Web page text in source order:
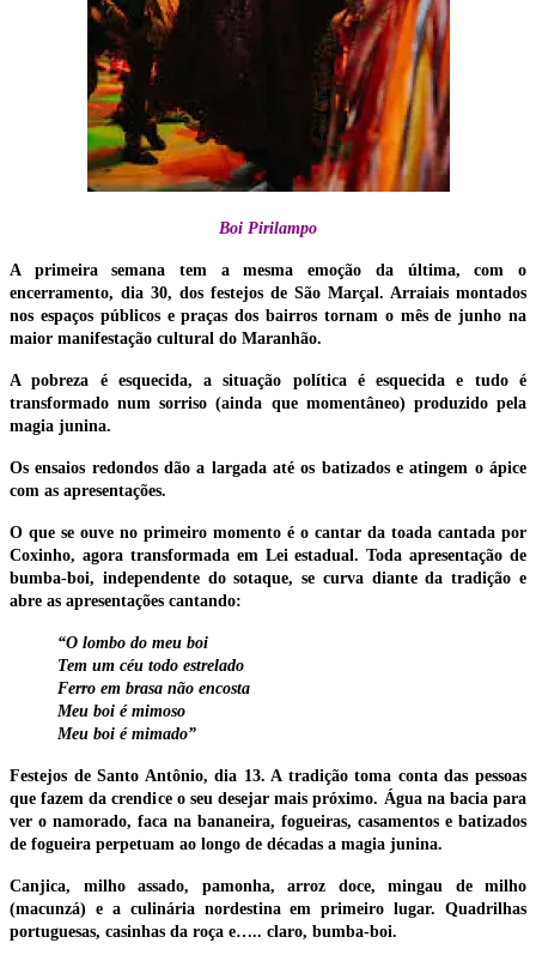
Boi Pirilampo
A primeira semana tem a mesma emoção da última, com o
encerramento, dia 30, dos festejos de São Marçal. Arraiais montados
nos espaços públicos e praças dos bairros tornam o mês de junho na
maior manifestação cultural do Maranhão.
A pobreza é esquecida, a situação política é esquecida e tudo é
transformado num sorriso (ainda que momentâneo) produzido pela
magia junina.
Os ensaios redondos dão a largada até os batizados e atingem o ápice
com as apresentações.
O que se ouve no primeiro momento é o cantar da toada cantada por
Coxinho, agora transformada em Lei estadual. Toda apresentação de
bumba-boi, independente do sotaque, se curva diante da tradição e
abre as apresentações cantando:
“O lombo do meu boi
Tem um céu todo estrelado
Ferro em brasa não encosta
Meu boi é mimoso
Meu boi é mimado”
Festejos de Santo Antônio, dia 13. A tradição toma conta das pessoas
que fazem da crendice o seu desejar mais próximo. Água na bacia para
ver o namorado, faca na bananeira, fogueiras, casamentos e batizados
de fogueira perpetuam ao longo de décadas a magia junina.
Canjica, milho assado, pamonha, arroz doce, mingau de milho
(macunzá) e a culinária nordestina em primeiro lugar. Quadrilhas
portuguesas, casinhas da roça e….. claro, bumba-boi.